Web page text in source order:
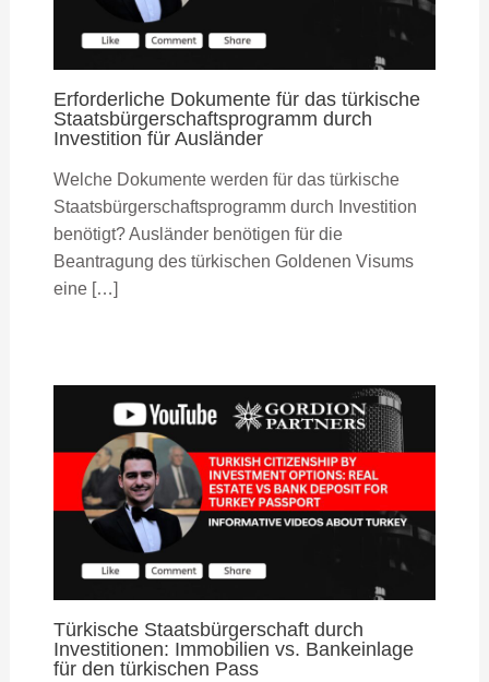
Erforderliche Dokumente für das türkische
Staatsbürgerschaftsprogramm durch
Investition für Ausländer
Welche Dokumente werden für das türkische
Staatsbürgerschaftsprogramm durch Investition
benötigt? Ausländer benötigen für die
Beantragung des türkischen Goldenen Visums
eine […]
Türkische Staatsbürgerschaft durch
Investitionen: Immobilien vs. Bankeinlage
für den türkischen Pass